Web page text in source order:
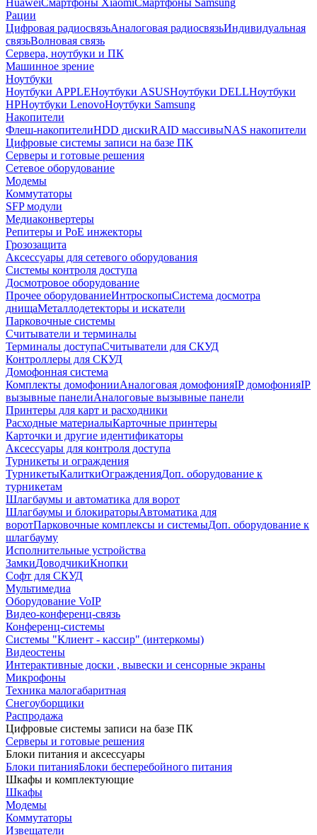
HuaweiСмартфоны XiaomiСмартфоны Samsung
Рации
Цифровая радиосвязьАналоговая радиосвязьИндивидуальная
связьВолновая связь
Сервера, ноутбуки и ПК
Машинное зрение
Ноутбуки
Ноутбуки APPLEНоутбуки ASUSНоутбуки DELLНоутбуки
HPНоутбуки LenovoНоутбуки Samsung
Накопители
Флеш-накопителиHDD дискиRAID массивыNAS накопители
Цифровые системы записи на базе ПК
Серверы и готовые решения
Сетевое оборудование
Модемы
Коммутаторы
SFP модули
Медиаконвертеры
Репитеры и PoE инжекторы
Грозозащита
Аксессуары для сетевого оборудования
Системы контроля доступа
Досмотровое оборудование
Прочее оборудованиеИнтроскопыСистема досмотра
днищаМеталлодетекторы и искатели
Парковочные системы
Считыватели и терминалы
Терминалы доступаСчитыватели для СКУД
Контроллеры для СКУД
Домофонная система
Комплекты домофонииАналоговая домофонияIP домофонияIP
вызывные панелиАналоговые вызывные панели
Принтеры для карт и расходники
Расходные материалыКарточные принтеры
Карточки и другие идентификаторы
Аксессуары для контроля доступа
Турникеты и ограждения
ТурникетыКалиткиОгражденияДоп. оборудование к
турникетам
Шлагбаумы и автоматика для ворот
Шлагбаумы и блокираторыАвтоматика для
воротПарковочные комплексы и системыДоп. оборудование к
шлагбауму
Исполнительные устройства
ЗамкиДоводчикиКнопки
Софт для СКУД
Мультимедиа
Оборудование VoIP
Видео-конференц-связь
Конференц-системы
Системы "Клиент - кассир" (интеркомы)
Видеостены
Интерактивные доски , вывески и сенсорные экраны
Микрофоны
Техника малогабаритная
Снегоуборщики
Распродажа
Цифровые системы записи на базе ПК
Серверы и готовые решения
Блоки питания и аксессуары
Блоки питанияБлоки бесперебойного питания
Шкафы и комплектующие
Шкафы
Модемы
Коммутаторы
Извещатели